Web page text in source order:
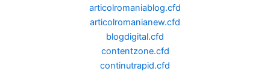
articolromaniablog.cfd
articolromanianew.cfd
blogdigital.cfd
contentzone.cfd
continutrapid.cfd